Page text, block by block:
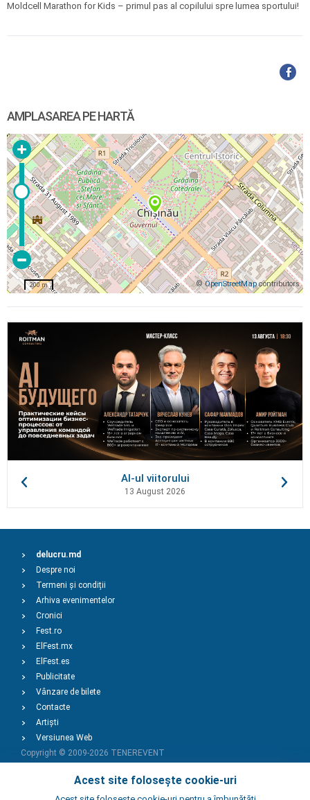
Moldcell Marathon for Kids – primul pas al copilului spre lumea sportului!
AMPLASAREA PE HARTĂ
©OpenStreetMapcontributors
200 m
AI-ul viitorului
13 August 2026
Acest site folosește cookie-uri
delucru.md
Despre noi
Termeni și condiții
Arhiva evenimentelor
Cronici
Fest.ro
ElFest.mx
ElFest.es
Publicitate
Vânzare de bilete
Contacte
Artiști
Versiunea Web
Copyright © 2009-2026 TENEREVENT
Adaugă Eveniment